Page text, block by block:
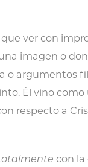
ver con
imagen o
o argumentos
Él vino
respecto a
con la